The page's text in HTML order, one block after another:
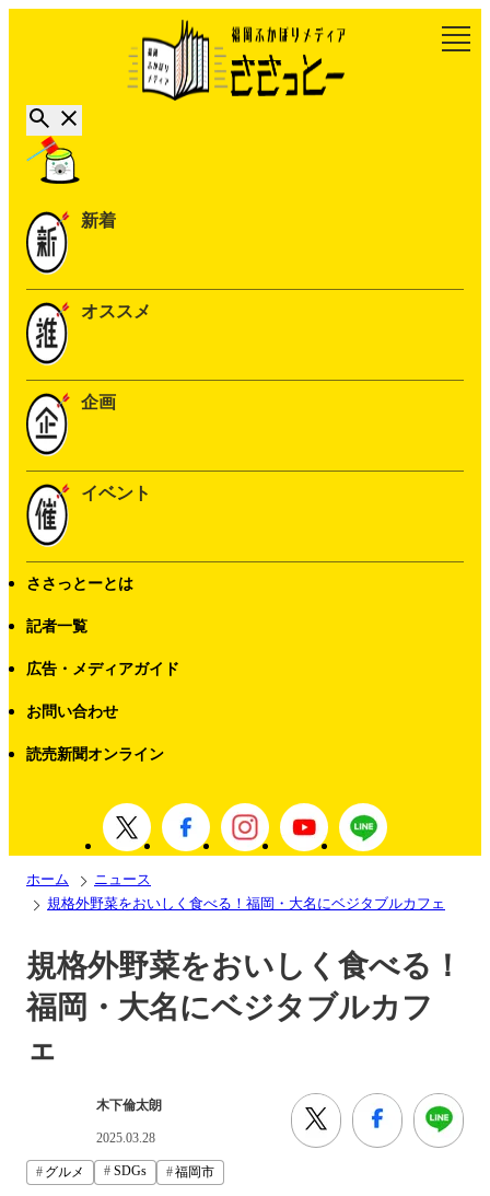
新着
オススメ
企画
イベント
ささっとーとは
記者一覧
広告・メディアガイド
お問い合わせ
読売新聞オンライン
ホーム
ニュース
規格外野菜をおいしく食べる！福岡・大名にベジタブルカフェ
規格外野菜をおいしく食べる！
福岡・大名にベジタブルカフ
ェ
木下倫太朗
2025.03.28
グルメ SDGs 福岡市